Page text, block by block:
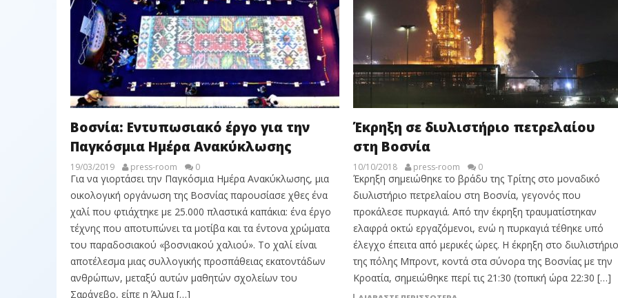
Βοσνία: Εντυπωσιακό έργο για την
Παγκόσμια Ημέρα Ανακύκλωσης
19/03/2019 press-room 0
Για να γιορτάσει την Παγκόσμια Ημέρα Ανακύκλωσης, μια
οικολογική οργάνωση της Βοσνίας παρουσίασε χθες ένα
χαλί που φτιάχτηκε με 25.000 πλαστικά καπάκια: ένα έργο
τέχνης που αποτυπώνει τα μοτίβα και τα έντονα χρώματα
του παραδοσιακού «βοσνιακού χαλιού». Το χαλί είναι
αποτέλεσμα μιας συλλογικής προσπάθειας εκατοντάδων
ανθρώπων, μεταξύ αυτών μαθητών σχολείων του
Σαράγεβο, είπε η Άλμα […]
Έκρηξη σε διυλιστήριο πετρελαίου
στη Βοσνία
10/10/2018 press-room 0
Έκρηξη σημειώθηκε το βράδυ της Τρίτης στο μοναδικό
διυλιστήριο πετρελαίου στη Βοσνία, γεγονός που
προκάλεσε πυρκαγιά. Από την έκρηξη τραυματίστηκαν
ελαφρά οκτώ εργαζόμενοι, ενώ η πυρκαγιά τέθηκε υπό
έλεγχο έπειτα από μερικές ώρες. Η έκρηξη στο διυλιστήριο
της πόλης Μπροντ, κοντά στα σύνορα της Βοσνίας με την
Κροατία, σημειώθηκε περί τις 21:30 (τοπική ώρα 22:30 […]